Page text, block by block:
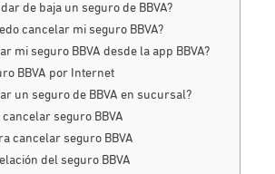
de baja un seguro de BBVA?
cancelar mi seguro BBVA?
mi seguro BBVA desde la app BBVA?
BBVA por Internet
un seguro de BBVA en sucursal?
seguro BBVA
cancelar seguro BBVA
del seguro BBVA